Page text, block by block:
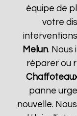
équipe de
votre
Melun.
réparer ou
panne
nouvelle.